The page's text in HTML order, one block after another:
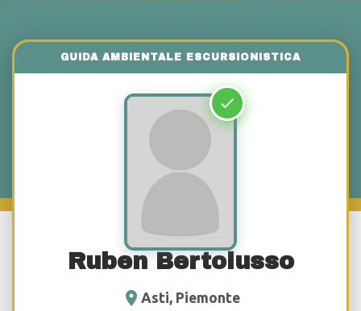
Ruben Bertolusso
Asti, Piemonte